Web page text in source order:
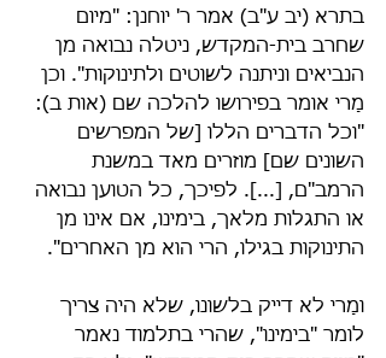
בתרא (יב ע"ב) אמר ר' יוחנן: "מיום
שחרב בית-המקדש, ניטלה נבואה מן
הנביאים וניתנה לשוטים ולתינוקות". וכן
מָרי אומר בפירושו להלכה שם (אות ב):
"וכל הדברים הללו [של המפרשים
השונים שם] מוזרים מאד במשנת
הרמב"ם, [...]. לפיכך, כל הטוען נבואה
או התגלות מלאך, בימינו, אם אינו מן
התינוקות בגילו, הרי הוא מן האחרים".
ומָרי לא דייק בלשונו, שלא היה צריך
לומר "בימינו", שהרי בתלמוד נאמר